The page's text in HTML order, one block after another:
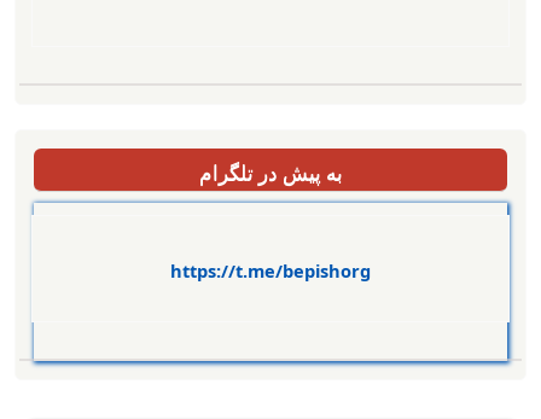
به پیش در تلگرام
https://t.me/bepishorg